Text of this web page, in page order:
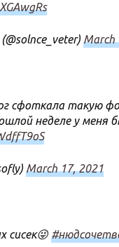
March
сфоткала такую
неделе у меня
March 17, 2021
сисек😜